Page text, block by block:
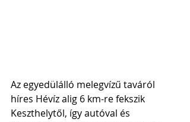
Az egyedülálló melegvízű taváról
híres Hévíz alig 6 km-re fekszik
Keszthelytől, így autóval és